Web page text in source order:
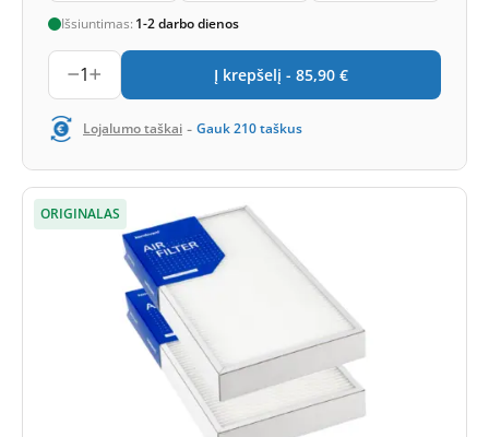
Išsiuntimas: 1-2 darbo dienos
1 Į krepšelį - 85,90 €
Lojalumo taškai - Gauk210taškus
ORIGINALAS